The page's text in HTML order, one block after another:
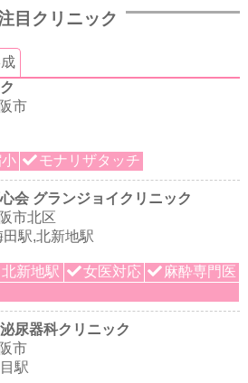
目クリニック
市
モナリザタッチ
会 グランジョイクリニック
市北区
田駅,北新地駅
北新地駅 女医対応
麻酔専門医
尿器科クリニック
市
駅